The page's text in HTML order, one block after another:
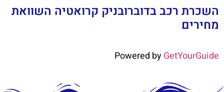
השכרת רכב בדוברובניק קרואטיה השוואת
מחירים
Powered byGetYourGuide